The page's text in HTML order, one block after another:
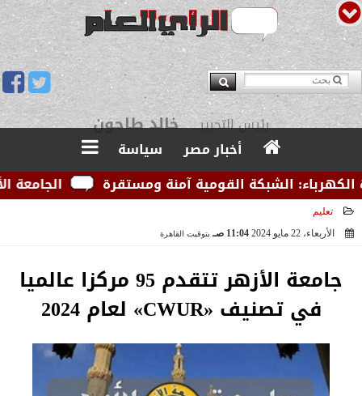
مدير التحرير يوسف قبودان
أخبار مصر
سياسة
الجامعة
الشبكة القومية آمنة ومستقرة
تعليم
الأربعاء، 22 مايو 2024
11:04 صـ بتوقيت القاهرة
جامعة الأزهر تتقدم 95 مركزا عالميا
في تصنيف «CWUR» لعام 2024